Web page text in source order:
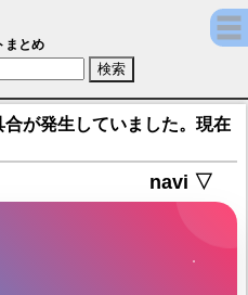
奈)【勝利の女神：
まとめ
が発生していました。現在
navi ▽